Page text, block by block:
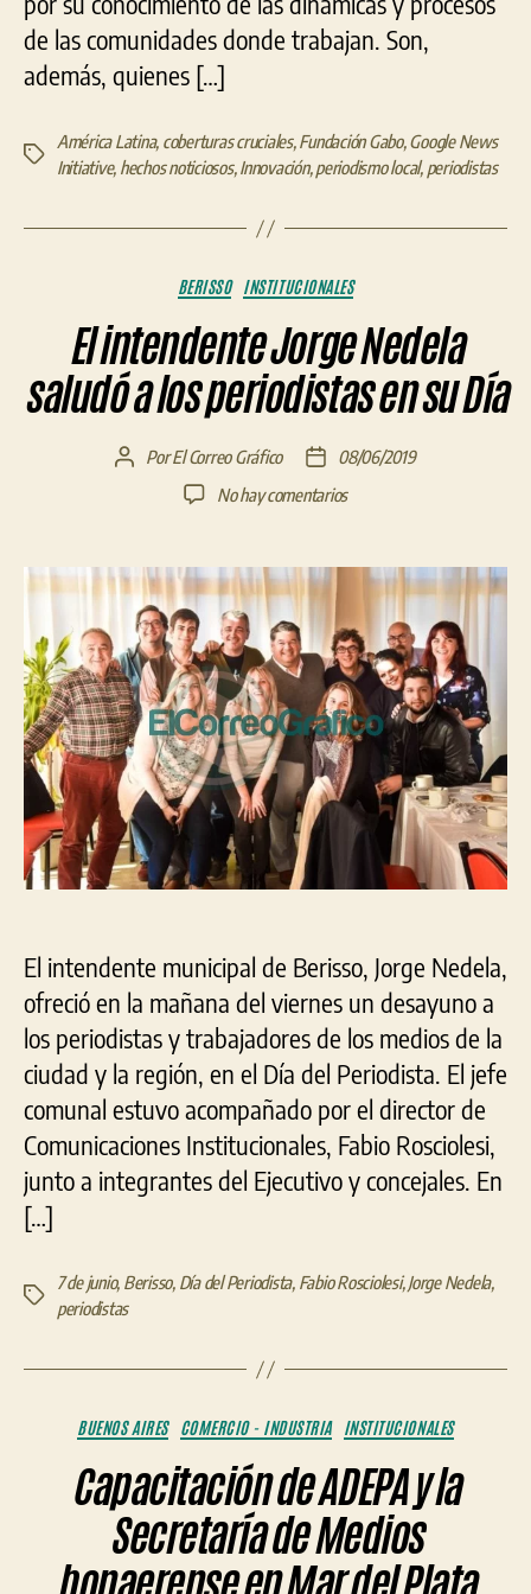
de las comunidades donde trabajan. Son,
además, quienes […]
Etiquetas
América Latina, coberturas cruciales,Fundación Gabo,Google News
Initiative, hechos noticiosos,Innovación,periodismo local, periodistas
Categorías
BERISSO INSTITUCIONALES
El intendente Jorge Nedela
saludó a los periodistas en su Día
AutorPorEl Correo Gráfico
Fecha08/06/2019
No hay comentariosen
Jorge
Nedela
saludó
a
los
periodistas
en
su
Día
El intendente municipal de Berisso, Jorge Nedela,
ofreció en la mañana del viernes un desayuno a
los periodistas y trabajadores de los medios de la
ciudad y la región, en el Día del Periodista. El jefe
comunal estuvo acompañado por el director de
Comunicaciones Institucionales, Fabio Rosciolesi,
junto a integrantes del Ejecutivo y concejales. En
[…]
Etiquetas
7 de junio, Berisso, Día del Periodista, Fabio Rosciolesi,Jorge Nedela,
periodistas
Categorías
BUENOS AIRES COMERCIO - INDUSTRIA INSTITUCIONALES
Capacitación de ADEPA y la
Secretaría de Medios